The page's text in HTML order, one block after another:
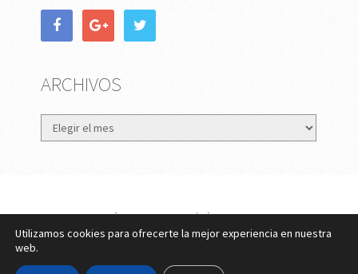
ARCHIVOS
Archivos
eMujer.comCopyright © 2026.
Contactar||Datos Legales y PrivacidadyPolítica de
Cookies
Utilizamos cookies para ofrecerte la mejor experiencia en nuestra
web.